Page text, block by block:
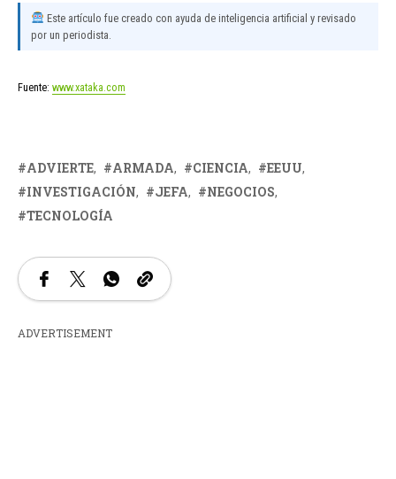
Este artículo fue creado con ayuda de inteligencia artificial y revisado
por un periodista.
Fuente: www.xataka.com
ADVIERTE ARMADA CIENCIA
EEUU
INVESTIGACIÓN
JEFA
NEGOCIOS
TECNOLOGÍA
ADVERTISEMENT